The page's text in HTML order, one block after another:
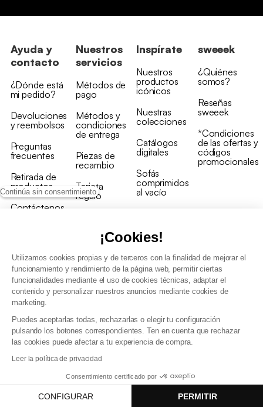
Continúa sin consentimiento
¡Cookies!
Utilizamos cookies propias y de terceros con la finalidad de mejorar el
funcionamiento y rendimiento de la página web, permitir ciertas
funcionalidades mediante el uso de cookies técnicas, adaptar el
contenido y personalizar nuestros anuncios mediante cookies de
marketing.
Puedes aceptarlas todas, rechazarlas o elegir tu configuración
pulsando los botones correspondientes. Ten en cuenta que rechazar
las cookies puede afectar a tu experiencia de compra.
Leer la política de privacidad
Consentimiento certificado por
CONFIGURAR PERMITIR
Ayuda y
contacto
¿Dónde está
mi pedido?
Devoluciones
y reembolsos
Preguntas
frecuentes
Retirada de
productos
Contáctenos
Nuestros
servicios
Métodos de
pago
Métodos y
condiciones
de entrega
Piezas de
recambio
Tarjeta
regalo
Inspírate
Nuestros
productos
icónicos
Nuestras
colecciones
Catálogos
digitales
Sofás
comprimidos
al vacío
sweeek
¿Quiénes
somos?
Reseñas
sweeek
*Condiciones
de las ofertas y
códigos
promocionales
Política de gestión de datos personales y cookies
Condiciones generales de Venta Profesional
Declaración de accesibilidad